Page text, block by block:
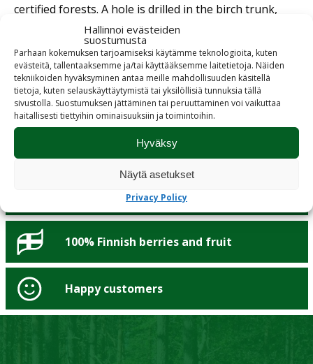
Hallinnoi evästeiden
suostumusta
Parhaan kokemuksen tarjoamiseksi käytämme teknologioita, kuten
evästeitä, tallentaaksemme ja/tai käyttääksemme laitetietoja. Näiden
tekniikoiden hyväksyminen antaa meille mahdollisuuden käsitellä
tietoja, kuten selauskäyttäytymistä tai yksilöllisiä tunnuksia tällä
sivustolla. Suostumuksen jättäminen tai peruuttaminen voi vaikuttaa
haitallisesti tiettyihin ominaisuuksiin ja toimintoihin.
Hyväksy
Näytä asetukset
Privacy Policy
certified forests. A hole is drilled in the birch trunk,
from which the sap flows into a bucket. The hole is
small and will not damage the tree. The Birch water
from the buckets are emptied into larger containers
daily and then frozen.
The best time to collect the sap is in the spring,
because the ground thaws and the trees start taking
Excellent reliability of delivery
100% Finnish berries and fruit
Happy customers